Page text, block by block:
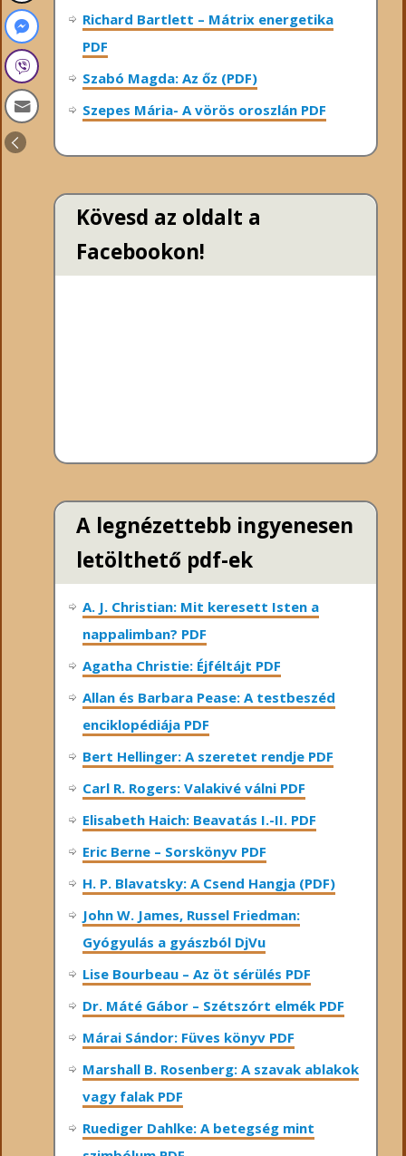
Richard Bartlett – Mátrix energetika
PDF
Szabó Magda: Az őz (PDF)
Szepes Mária- A vörös oroszlán PDF
Kövesd az oldalt a
Facebookon!
A legnézettebb ingyenesen
letölthető pdf-ek
A. J. Christian: Mit keresett Isten a
nappalimban? PDF
Agatha Christie: Éjféltájt PDF
Allan és Barbara Pease: A testbeszéd
enciklopédiája PDF
Bert Hellinger: A ​szeretet rendje PDF
Carl R. Rogers: Valakivé válni PDF
Elisabeth Haich: Beavatás I.-II. PDF
Eric Berne – Sorskönyv PDF
H. P. Blavatsky: A Csend Hangja (PDF)
John W. James, Russel Friedman:
Gyógyulás a gyászból DjVu
Lise Bourbeau – Az öt sérülés PDF
Dr. Máté Gábor – Szétszórt elmék PDF
Márai Sándor: Füves könyv PDF
Marshall B. Rosenberg: A szavak ablakok
vagy falak PDF
Ruediger Dahlke: A betegség mint